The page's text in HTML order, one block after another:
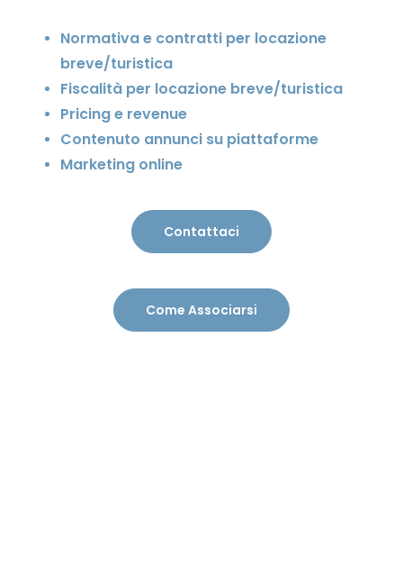
Normativa e contratti per locazione
breve/turistica
Fiscalità per locazione breve/turistica
Pricing e revenue
Contenuto annunci su piattaforme
Marketing online
Contattaci
Come Associarsi